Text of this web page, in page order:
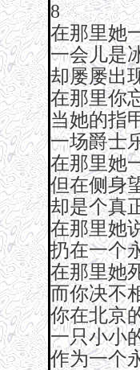
8
在那里她
一会儿是
却屡屡出
在那里你
当她的指
一场爵士
在那里她
但在侧身
却是个真
在那里她
扔在一个
在那里她
而你决不
你在北京
一只小小
作为一个